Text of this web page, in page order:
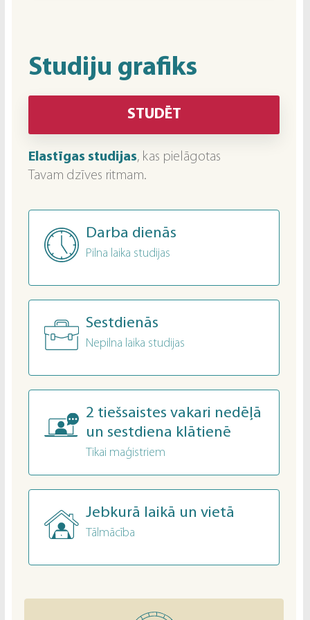
Studiju grafiks
STUDĒT
Elastīgas studijas, kas pielāgotas
Tavam dzīves ritmam.
Darba dienās
Pilna laika studijas
Sestdienās
Nepilna laika studijas
2 tiešsaistes vakari nedēļā
un sestdiena klātienē
Tikai maģistriem
Jebkurā laikā un vietā
Tālmācība